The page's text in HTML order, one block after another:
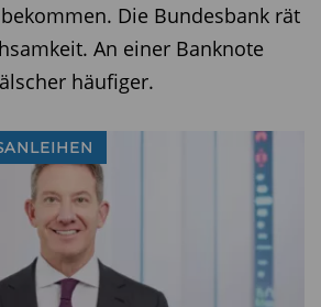
Die Bundesbank rät
An einer Banknote
häufiger.